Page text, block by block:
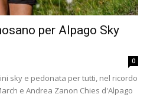
per Alpago Sky
0
sky e pedonata per tutti, nel ricordo
e Andrea Zanon Chies d'Alpago